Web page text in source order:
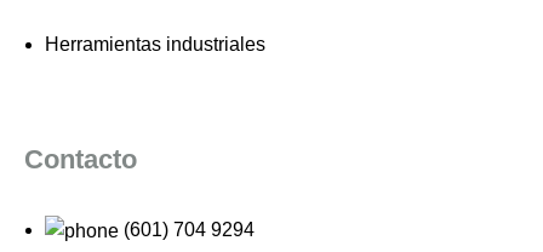
Herramientas industriales
Contacto
(601) 704 9294